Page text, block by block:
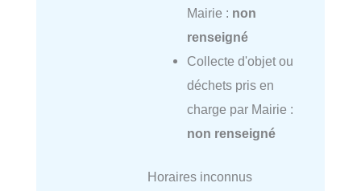
Mairie : non
renseigné
Collecte d'objet ou
déchets pris en
charge par Mairie :
non renseigné
Horaires inconnus